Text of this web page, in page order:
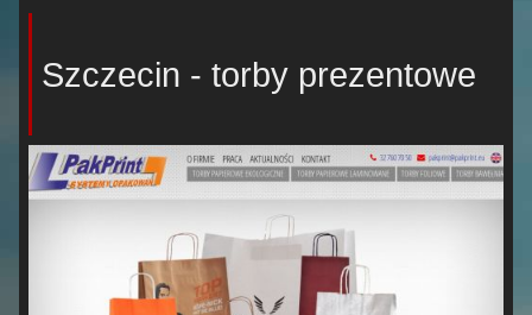
Szczecin - torby prezentowe